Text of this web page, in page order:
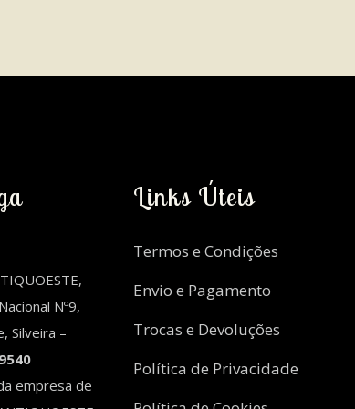
Nº9,
Silveira –
empresa de
Links Úteis
Termos e Condições
Envio e Pagamento
Trocas e Devoluções
Política de Privacidade